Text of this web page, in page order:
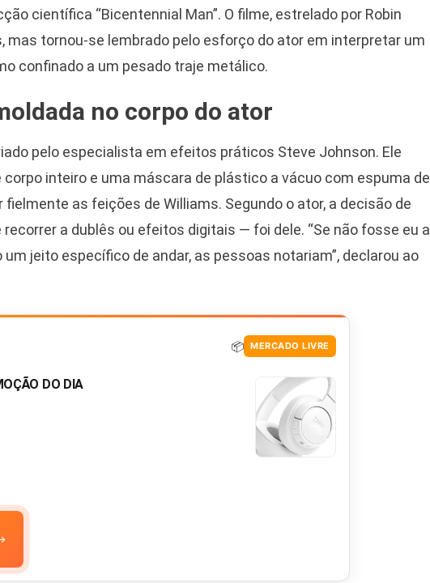
científica “Bicentennial Man”. O filme, estrelado por Robin
mas tornou-se lembrado pelo esforço do ator em interpretar um
confinado a um pesado traje metálico.
no corpo do ator
pelo especialista em efeitos práticos Steve Johnson. Ele
inteiro e uma máscara de plástico a vácuo com espuma de
fielmente as feições de Williams. Segundo o ator, a decisão de
a dublês ou efeitos digitais — foi dele. “Se não fosse eu
jeito específico de andar, as pessoas notariam”, declarou ao
📦 MERCADO LIVRE
DO DIA